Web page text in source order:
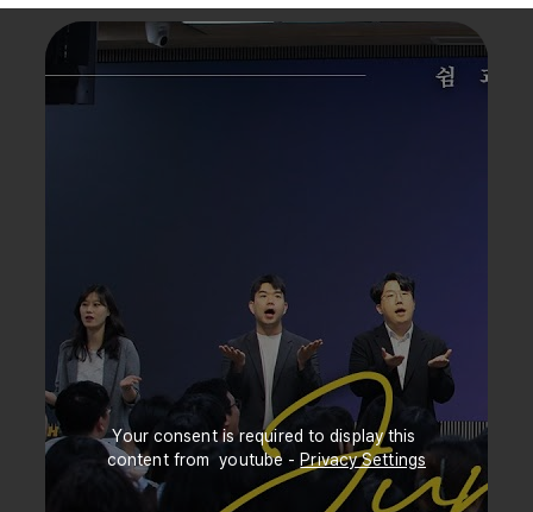
Your consent is required to display this
content from  youtube - Privacy Settings